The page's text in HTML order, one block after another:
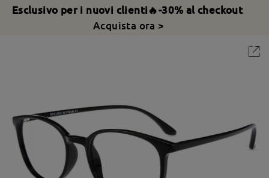
Esclusivo per i nuovi clienti🔥-30% al checkout
Acquista ora >